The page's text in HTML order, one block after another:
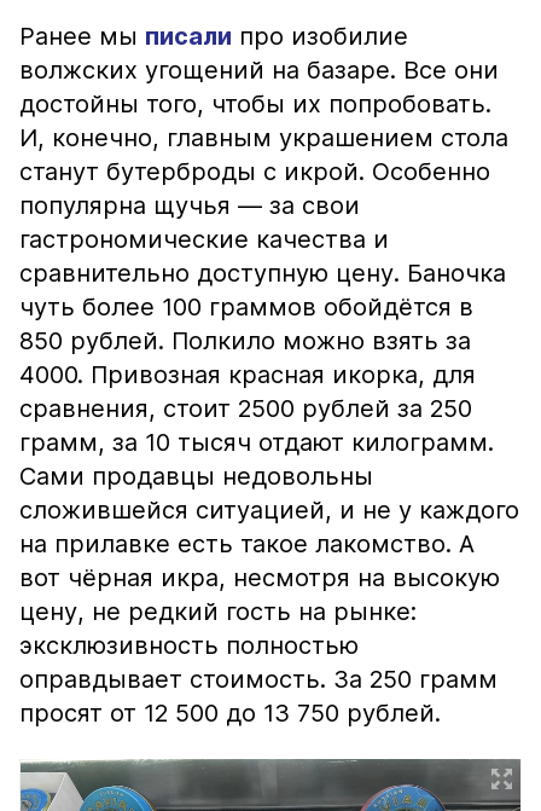
Ранее мы писали про изобилие
волжских угощений на базаре. Все они
достойны того, чтобы их попробовать.
И, конечно, главным украшением стола
станут бутерброды с икрой. Особенно
популярна щучья — за свои
гастрономические качества и
сравнительно доступную цену. Баночка
чуть более 100 граммов обойдётся в
850 рублей. Полкило можно взять за
4000. Привозная красная икорка, для
сравнения, стоит 2500 рублей за 250
грамм, за 10 тысяч отдают килограмм.
Сами продавцы недовольны
сложившейся ситуацией, и не у каждого
на прилавке есть такое лакомство. А
вот чёрная икра, несмотря на высокую
цену, не редкий гость на рынке:
эксклюзивность полностью
оправдывает стоимость. За 250 грамм
просят от 12 500 до 13 750 рублей.